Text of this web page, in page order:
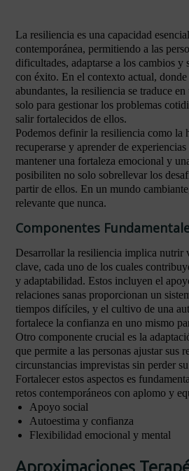
La resiliencia es una capacidad
contemporánea, permitiendo a las
dificultades, adaptarse a los cambios y
con éxito. En el contexto actual,
abundantes, la resiliencia se traduce
solo para gestionar los problemas
salir fortalecidos de ellos.
Podemos definir la resiliencia como la
recuperarse y aprender de
mantener una fortaleza emocional y
posibiliten no solo sobrellevar los
partir de ellos. En un mundo
relevante que nunca.
Componentes
Desarrollar la resiliencia implica nutrir
clave, cada uno de los cuales
y adaptabilidad. Estos incluyen el
relaciones sanas proporcionan un
tiempos difíciles, y el cultivo de una
fortalece la confianza en uno mismo
Otro componente crucial es la
que permite a las personas ajustar sus
circunstancias imprevistas sin perder
Fortalecer estos aspectos es
retos contemporáneos con aplomo y
Apoyo social
Autoestima y confianza
Flexibilidad emocional y mental